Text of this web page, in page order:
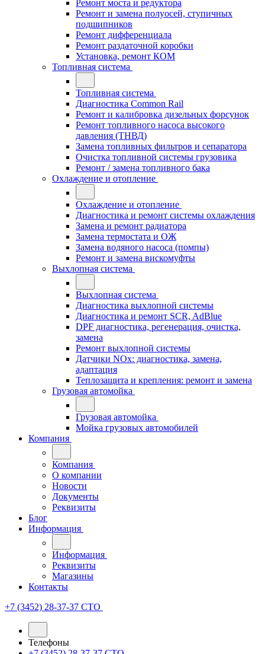
Ремонт моста и редуктора
Ремонт и замена полуосей, ступичных
подшипников
Ремонт дифференциала
Ремонт раздаточной коробки
Установка, ремонт КОМ
Топливная система
Топливная система
Диагностика Common Rail
Ремонт и калибровка дизельных форсунок
Ремонт топливного насоса высокого
давления (ТНВД)
Замена топливных фильтров и сепаратора
Очистка топливной системы грузовика
Ремонт / замена топливного бака
Охлаждение и отопление
Охлаждение и отопление
Диагностика и ремонт системы охлаждения
Замена и ремонт радиатора
Замена термостата и ОЖ
Замена водяного насоса (помпы)
Ремонт и замена вискомуфты
Выхлопная система
Выхлопная система
Диагностика выхлопной системы
Диагностика и ремонт SCR, AdBlue
DPF диагностика, регенерация, очистка,
замена
Ремонт выхлопной системы
Датчики NOx: диагностика, замена,
адаптация
Теплозащита и крепления: ремонт и замена
Грузовая автомойка
Грузовая автомойка
Мойка грузовых автомобилей
Компания
Компания
О компании
Новости
Документы
Реквизиты
Блог
Информация
Информация
Реквизиты
Магазины
Контакты
+7 (3452) 28-37-37 СТО
Телефоны